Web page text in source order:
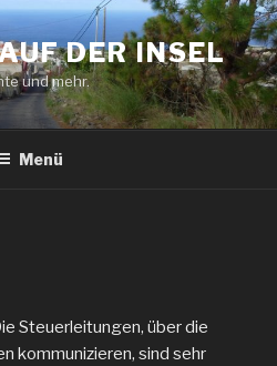
DER INSEL
und mehr.
Menü
Steuerleitungen, über die
kommunizieren, sind sehr